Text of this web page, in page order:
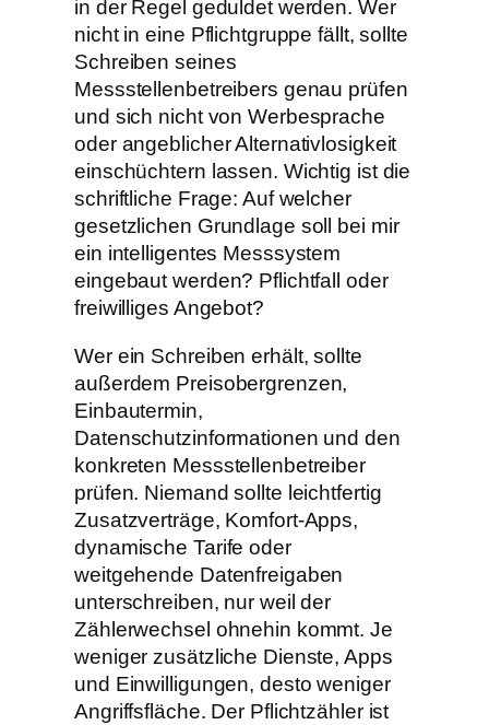
in der Regel geduldet werden. Wer
nicht in eine Pflichtgruppe fällt, sollte
Schreiben seines
Messstellenbetreibers genau prüfen
und sich nicht von Werbesprache
oder angeblicher Alternativlosigkeit
einschüchtern lassen. Wichtig ist die
schriftliche Frage: Auf welcher
gesetzlichen Grundlage soll bei mir
ein intelligentes Messsystem
eingebaut werden? Pflichtfall oder
freiwilliges Angebot?
Wer ein Schreiben erhält, sollte
außerdem Preisobergrenzen,
Einbautermin,
Datenschutzinformationen und den
konkreten Messstellenbetreiber
prüfen. Niemand sollte leichtfertig
Zusatzverträge, Komfort-Apps,
dynamische Tarife oder
weitgehende Datenfreigaben
unterschreiben, nur weil der
Zählerwechsel ohnehin kommt. Je
weniger zusätzliche Dienste, Apps
und Einwilligungen, desto weniger
Angriffsfläche. Der Pflichtzähler ist